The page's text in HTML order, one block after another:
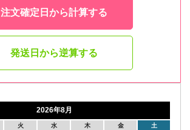
注文確定日から計算する
発送日から逆算する
2026年8月
火 水 木 金 土